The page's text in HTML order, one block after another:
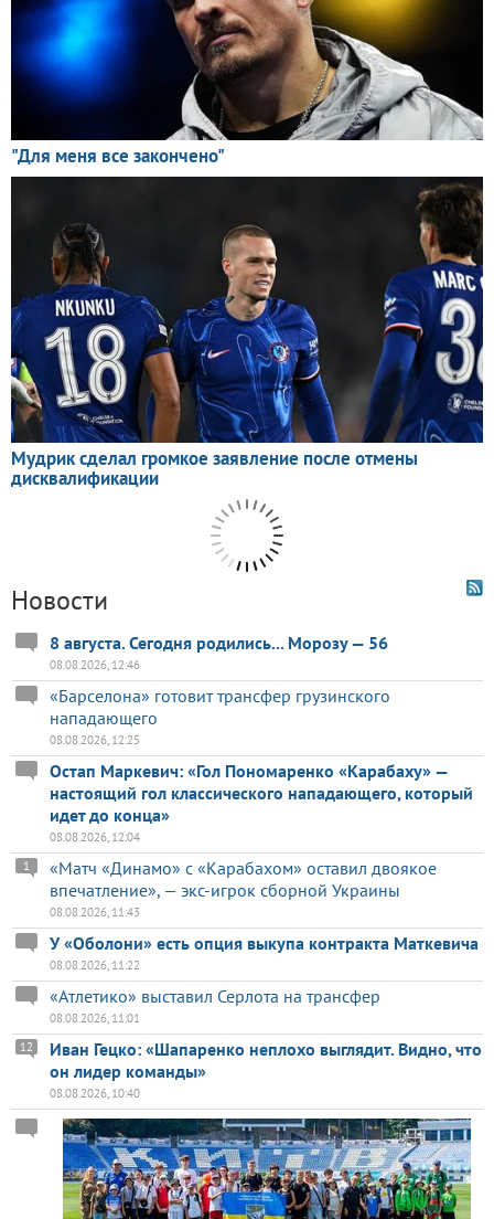
Новости
8 августа. Сегодня родились... Морозу — 56
08.08.2026, 12:46
«Барселона» готовит трансфер грузинского
нападающего
08.08.2026, 12:25
Остап Маркевич: «Гол Пономаренко «Карабаху» —
настоящий гол классического нападающего, который
идет до конца»
08.08.2026, 12:04
«Матч «Динамо» с «Карабахом» оставил двоякое
впечатление», — экс-игрок сборной Украины
1
08.08.2026, 11:43
У «Оболони» есть опция выкупа контракта Маткевича
08.08.2026, 11:22
«Атлетико» выставил Серлота на трансфер
08.08.2026, 11:01
Иван Гецко: «Шапаренко неплохо выглядит. Видно, что
он лидер команды»
12
08.08.2026, 10:40